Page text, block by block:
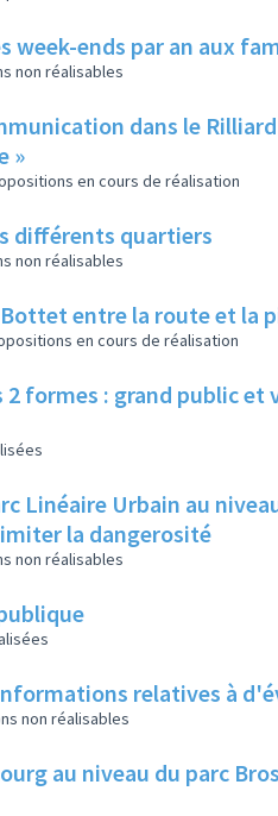
week-ends par an aux
non réalisables
dans le
»
en cours de réalisation
différents quartiers
non réalisables
entre la route et la
en cours de réalisation
formes : grand public et
Linéaire Urbain au
la dangerosité
non réalisables
relatives à
non réalisables
au niveau du parc